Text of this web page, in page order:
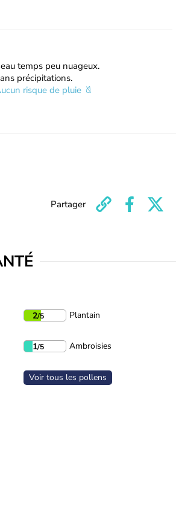
temps peu nuageux.
précipitations.
risque de pluie
Partager
2/5 Plantain
1/5 Ambroisies
Voir tous les pollens